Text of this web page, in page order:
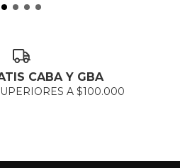
CABA Y GBA
A $100.000